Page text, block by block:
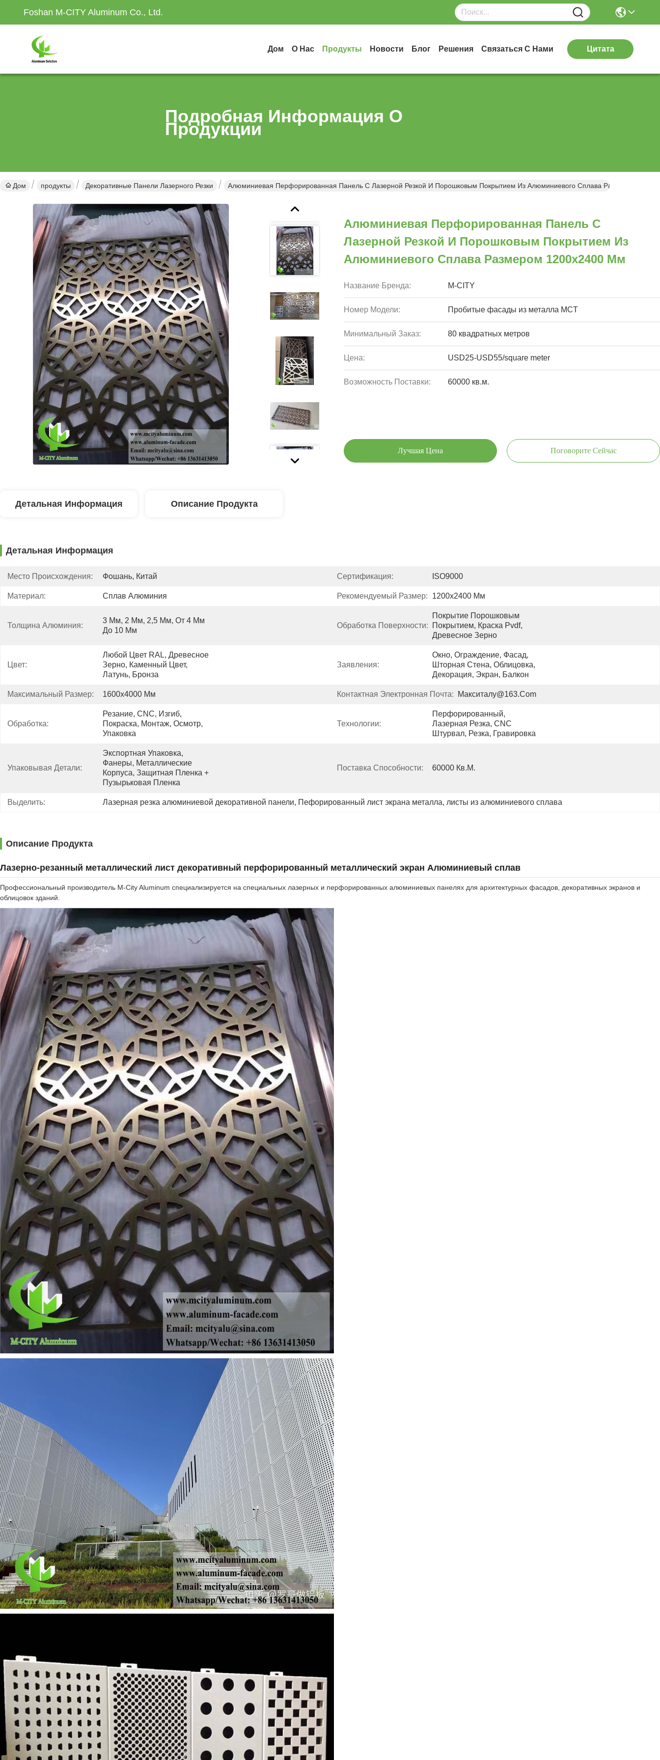
Foshan M-CITY Aluminum Co., Ltd.
Дом О Нас Продукты Новости Блог Решения Связаться С Нами Цитата
Подробная Информация О
Продукции
Дом продукты Декоративные Панели Лазерного Резки Алюминиевая Перфорированная Панель С Лазерной Резкой И Порошковым Покрытием Из Алюминиевого Сплава Размером
Алюминиевая Перфорированная Панель С
Лазерной Резкой И Порошковым Покрытием Из
Алюминиевого Сплава Размером 1200x2400 Мм
Название Бренда: M-CITY
Номер Модели: Пробитые фасады из металла MCT
Минимальный Заказ: 80 квадратных метров
Цена: USD25-USD55/square meter
Возможность Поставки: 60000 кв.м.
Лучшая Цена Поговорите Сейчас
Детальная Информация Описание Продукта
Детальная Информация
Место Происхождения: Фошань, Китай Сертификация: ISO9000
Материал: Сплав Алюминия Рекомендуемый Размер: 1200х2400 Мм
Толщина Алюминия:
3 Мм, 2 Мм, 2,5 Мм, От 4 Мм
До 10 Мм
Обработка Поверхности:
Покрытие Порошковым
Покрытием, Краска Pvdf,
Древесное Зерно
Цвет:
Любой Цвет RAL, Древесное
Зерно, Каменный Цвет,
Латунь, Бронза
Заявления:
Окно, Ограждение, Фасад,
Шторная Стена, Облицовка,
Декорация, Экран, Балкон
Максимальный Размер: 1600х4000 Мм Контактная Электронная Почта: Макситалу@163.com
Обработка:
Резание, CNC, Изгиб,
Покраска, Монтаж, Осмотр,
Упаковка
Технологии:
Перфорированный,
Лазерная Резка, CNC
Штурвал, Резка, Гравировка
Упаковывая Детали:
Экспортная Упаковка,
Фанеры, Металлические
Корпуса, Защитная Пленка +
Пузырьковая Пленка
Поставка Способности: 60000 Кв.м.
Выделить: Лазерная резка алюминиевой декоративной панели, Пефорированный лист экрана металла, листы из алюминиевого сплава
Описание Продукта
Лазерно-резанный металлический лист декоративный перфорированный металлический экран Алюминиевый сплав
Профессиональный производитель M-City Aluminum специализируется на специальных лазерных и перфорированных алюминиевых панелях для архитектурных фасадов, декоративных экранов и
облицовок зданий.